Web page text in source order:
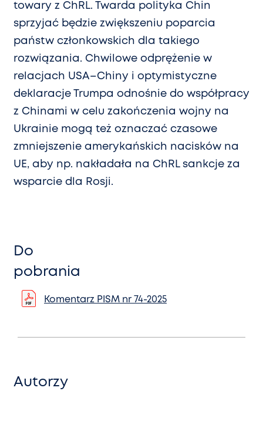
towary z ChRL. Twarda polityka Chin
sprzyjać będzie zwiększeniu poparcia
państw członkowskich dla takiego
rozwiązania. Chwilowe odprężenie w
relacjach USA–Chiny i optymistyczne
deklaracje Trumpa odnośnie do współpracy
z Chinami w celu zakończenia wojny na
Ukrainie mogą też oznaczać czasowe
zmniejszenie amerykańskich nacisków na
UE, aby np. nakładała na ChRL sankcje za
wsparcie dla Rosji.
Do
pobrania
Komentarz PISM nr 74-2025
Autorzy